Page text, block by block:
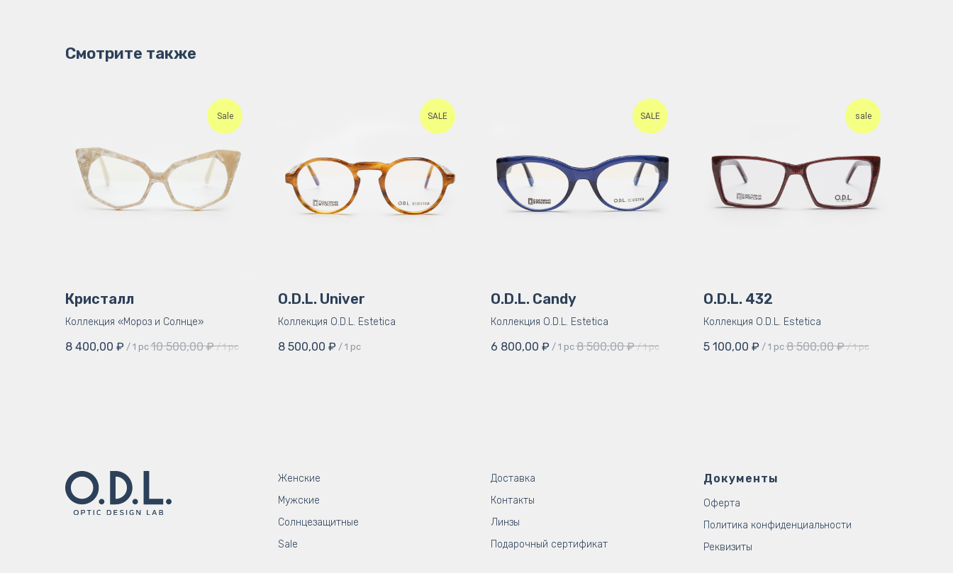
Смотрите также
Sale
Кристалл
Коллекция «Мороз и Солнце»
8 400,00 ₽ / 1 pc 10 500,00 ₽ / 1 pc
SALE
O.D.L. Univer
Коллекция O.D.L. Estetica
8 500,00 ₽ / 1 pc
SALE
O.D.L. Candy
Коллекция O.D.L. Estetica
6 800,00 ₽ / 1 pc 8 500,00 ₽ / 1 pc
sale
O.D.L. 432
Коллекция O.D.L. Estetica
5 100,00 ₽ / 1 pc 8 500,00 ₽ / 1 pc
Женские
Мужские
Солнцезащитные
Sale
Доставка
Контакты
Линзы
Подарочный сертификат
Документы
Оферта
Политика конфиденциальности
Реквизиты